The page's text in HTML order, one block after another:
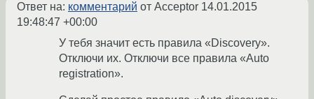
Ответ на: комментарий от Acceptor 14.01.2015
19:48:47 +00:00
У тебя значит есть правила «Discovery».
Отключи их. Отключи все правила «Auto
registration».